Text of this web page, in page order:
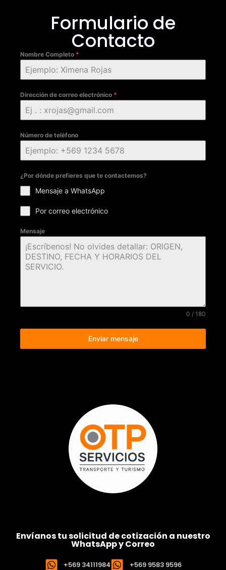
Formulario de
Contacto
Nombre Completo *
Dirección de correo electrónico *
Número de teléfono
¿Por dónde prefieres que te contactemos?
Mensaje a WhatsApp
Por correo electrónico
Mensaje
0 / 180
Enviar mensaje
Envíanos tu solicitud de cotización a nuestro
WhatsApp y Correo
+569 34111984 +569 9583 9596